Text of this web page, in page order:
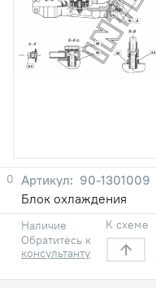
8
18
33
39
40 40
60
0
90-1301009
Блок охлаждения
Наличие
Обратитесь к
консультанту
К схеме